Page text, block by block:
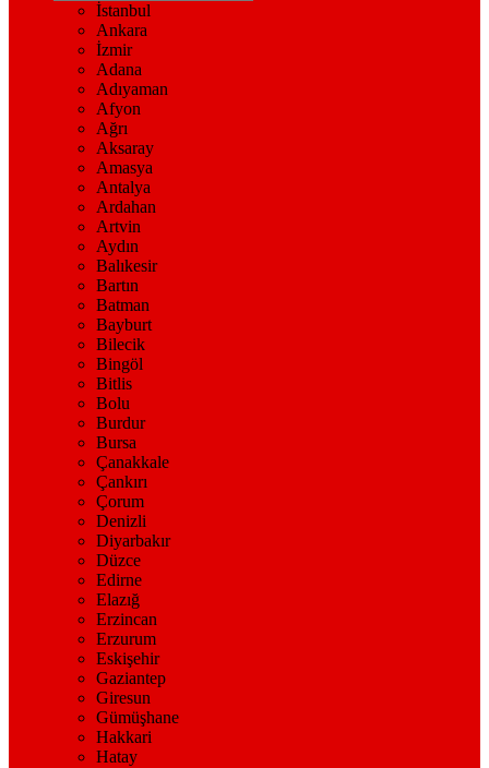
İstanbul
Ankara
İzmir
Adana
Adıyaman
Afyon
Ağrı
Aksaray
Amasya
Antalya
Ardahan
Artvin
Aydın
Balıkesir
Bartın
Batman
Bayburt
Bilecik
Bingöl
Bitlis
Bolu
Burdur
Bursa
Çanakkale
Çankırı
Çorum
Denizli
Diyarbakır
Düzce
Edirne
Elazığ
Erzincan
Erzurum
Eskişehir
Gaziantep
Giresun
Gümüşhane
Hakkari
Hatay